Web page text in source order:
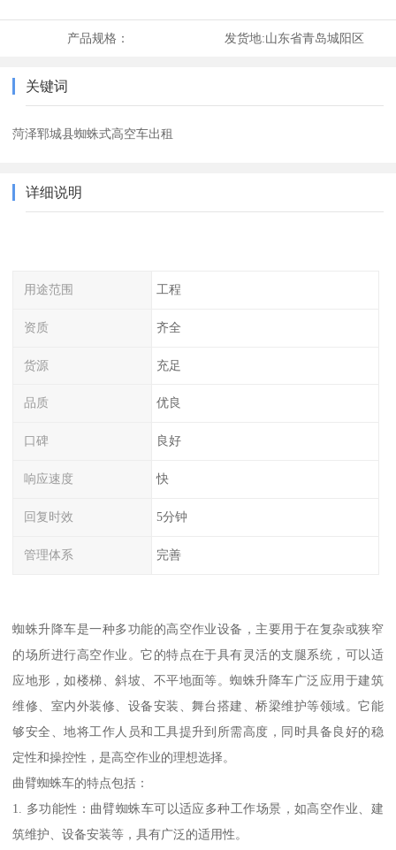
产品规格： 发货地:山东省青岛城阳区
关键词
菏泽郓城县蜘蛛式高空车出租
详细说明
用途范围 工程
资质 齐全
货源 充足
品质 优良
口碑 良好
响应速度 快
回复时效 5分钟
管理体系 完善
蜘蛛升降车是一种多功能的高空作业设备，主要用于在复杂或狭窄
的场所进行高空作业。它的特点在于具有灵活的支腿系统，可以适
应地形，如楼梯、斜坡、不平地面等。蜘蛛升降车广泛应用于建筑
维修、室内外装修、设备安装、舞台搭建、桥梁维护等领域。它能
够安全、地将工作人员和工具提升到所需高度，同时具备良好的稳
定性和操控性，是高空作业的理想选择。
曲臂蜘蛛车的特点包括：
1. 多功能性：曲臂蜘蛛车可以适应多种工作场景，如高空作业、建
筑维护、设备安装等，具有广泛的适用性。